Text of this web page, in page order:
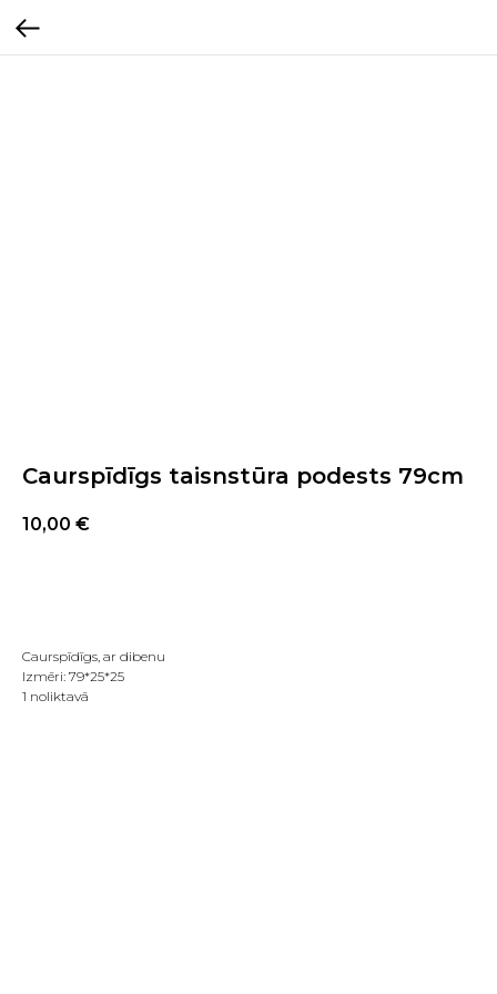
Caurspīdīgs taisnstūra podests 79cm
10,00 €
Caurspīdīgs, ar dibenu
Izmēri: 79*25*25
1 noliktavā